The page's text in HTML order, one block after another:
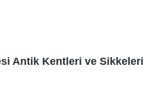
Antik Kentleri ve Sikkeleri